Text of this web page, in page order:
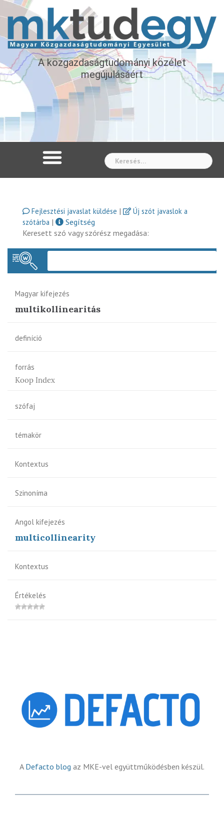
A közgazdaságtudományi közélet
megújulásáért
Fejlesztési javaslat küldése |
Új szót javaslok a
szótárba |
Segítség
Keresett szó vagy szórész megadása:
Magyar kifejezés
multikollinearitás
definíció
forrás
Koop Index
szófaj
témakör
Kontextus
Szinoníma
Angol kifejezés
multicollinearity
Kontextus
Értékelés
A Defacto blog az MKE-vel együttműködésben készül.